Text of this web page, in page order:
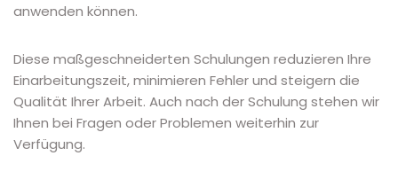
anwenden können.
Diese maßgeschneiderten Schulungen reduzieren Ihre
Einarbeitungszeit, minimieren Fehler und steigern die
Qualität Ihrer Arbeit. Auch nach der Schulung stehen wir
Ihnen bei Fragen oder Problemen weiterhin zur
Verfügung.